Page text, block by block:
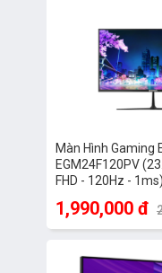
Nhiệt Độ Làm
Độ Ẩm Làm
Nhiệt Độ Bảo
Độ Ẩm Lưu Trữ:
Màn Hình Gaming
EGM24F120PV
FHD - 120Hz - 1ms)
1,990,000 đ